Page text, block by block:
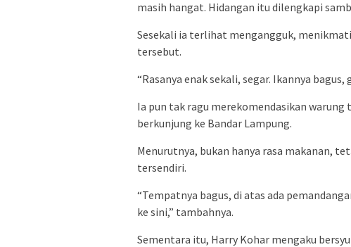
masih hangat. Hidangan itu dilengkapi
Sesekali ia terlihat mengangguk,
tersebut.
“Rasanya enak sekali, segar. Ikannya
Ia pun tak ragu merekomendasikan
berkunjung ke Bandar Lampung.
Menurutnya, bukan hanya rasa makanan,
tersendiri.
“Tempatnya bagus, di atas ada
ke sini,” tambahnya.
Sementara itu, Harry Kohar mengaku